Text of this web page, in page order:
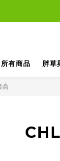
所有商品 胖草
合